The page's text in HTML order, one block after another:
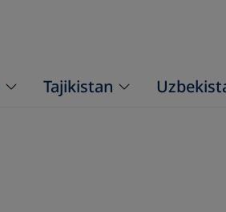
Tajikistan